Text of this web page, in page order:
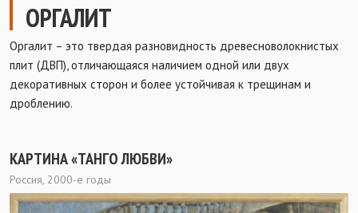
ОРГАЛИТ
Оргалит – это твердая разновидность древесноволокнистых
плит (ДВП), отличающаяся наличием одной или двух
декоративных сторон и более устойчивая к трещинам и
дроблению.
КАРТИНА «ТАНГО ЛЮБВИ»
Россия, 2000-е годы